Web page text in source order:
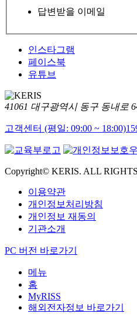
답변받을 이메일
인스타그램
페이스북
유튜브
41061 대구광역시 동구 동내로
고객센터 (평일: 09:00 ~ 18:00)
Copyright© KERIS. ALL
이용약관
개인정보처리방침
개인정보 재동의
기관소개
PC 버전 바로가기
메뉴
홈
MyRISS
해외전자정보 바로가기